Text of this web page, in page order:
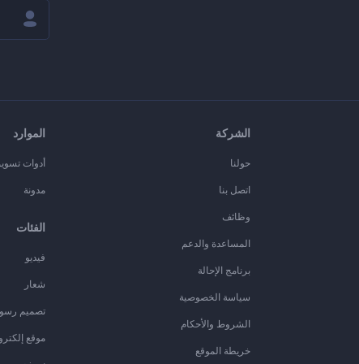
الشركة
حولنا
اتصل بنا
وظائف
المساعدة والدعم
برنامج الإحالة
سياسة الخصوصية
الشروط والأحكام
خريطة الموقع
الموارد
أدوات
مدونة
الفئات
فيديو
شعار
تصميم
موقع